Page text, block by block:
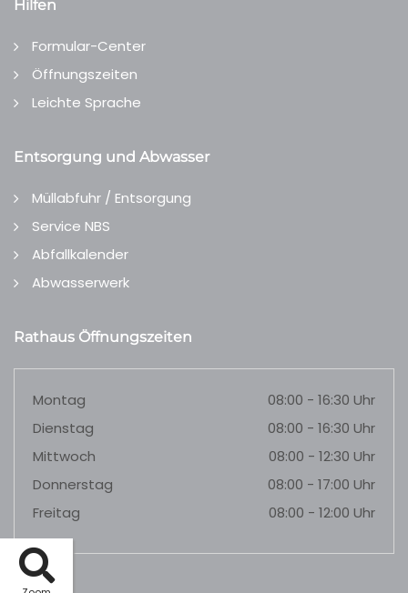
Hilfen
Formular-Center
Öffnungszeiten
Leichte Sprache
Entsorgung und Abwasser
Müllabfuhr / Entsorgung
Service NBS
Abfallkalender
Abwasserwerk
Rathaus Öffnungszeiten
Montag
08:00 - 16:30 Uhr
Dienstag
08:00 - 16:30 Uhr
Mittwoch
08:00 - 12:30 Uhr
Donnerstag
08:00 - 17:00 Uhr
Freitag
08:00 - 12:00 Uhr